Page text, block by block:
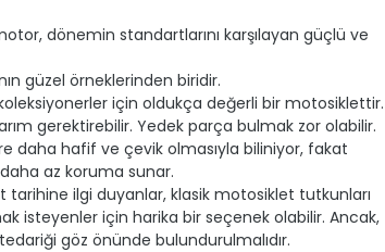
dönemin standartlarını karşılayan güçlü ve
güzel örneklerinden biridir.
için oldukça değerli bir motosiklettir.
gerektirebilir. Yedek parça bulmak zor olabilir.
daha hafif ve çevik olmasıyla biliniyor, fakat
az koruma sunar.
tarihine ilgi duyanlar, klasik motosiklet tutkunları
isteyenler için harika bir seçenek olabilir. Ancak,
göz önünde bulundurulmalıdır.